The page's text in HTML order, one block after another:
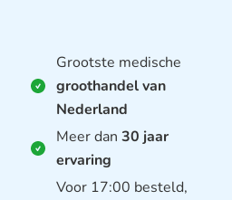
Grootste medische
groothandel van
Nederland
Meer dan 30 jaar
ervaring
Voor 17:00 besteld,